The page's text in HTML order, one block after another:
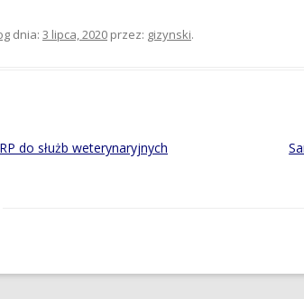
dnia: 3 lipca, 2020 przez: gizynski.
do służb weterynaryjnych